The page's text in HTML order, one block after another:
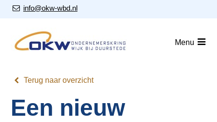
Our Email Address:
info@okw-wbd.nl
Menu
Terug naar overzicht
Een nieuw
Agenda
Over ons